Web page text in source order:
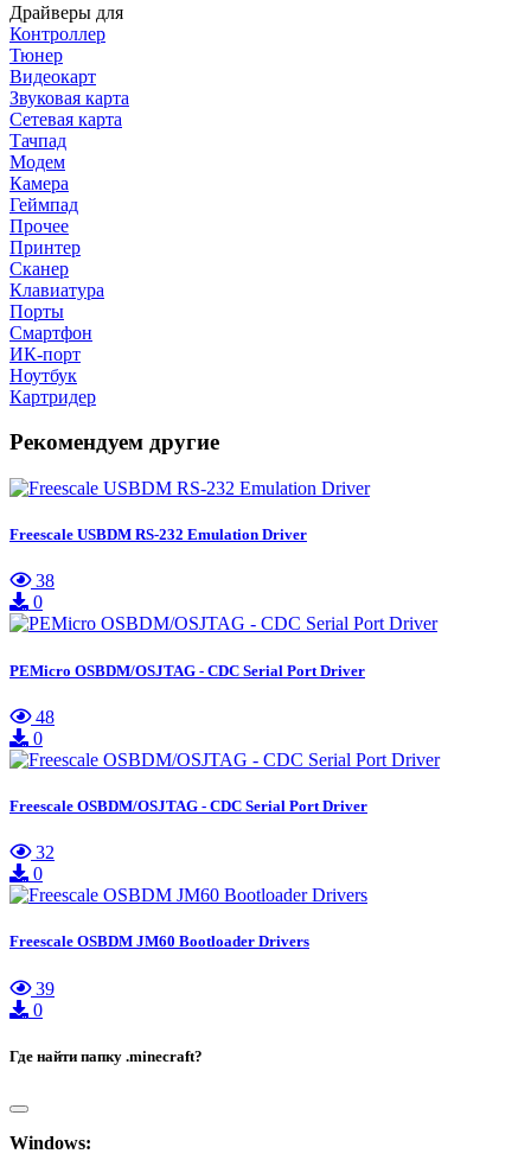
Драйверы для
Контроллер
Тюнер
Видеокарт
Звуковая карта
Сетевая карта
Тачпад
Модем
Камера
Геймпад
Прочее
Принтер
Сканер
Клавиатура
Порты
Смартфон
ИК-порт
Ноутбук
Картридер
Рекомендуем другие
Freescale USBDM RS-232 Emulation Driver
38
0
PEMicro OSBDM/OSJTAG - CDC Serial Port Driver
48
0
Freescale OSBDM/OSJTAG - CDC Serial Port Driver
32
0
Freescale OSBDM JM60 Bootloader Drivers
39
0
Где найти папку .minecraft?
Windows: